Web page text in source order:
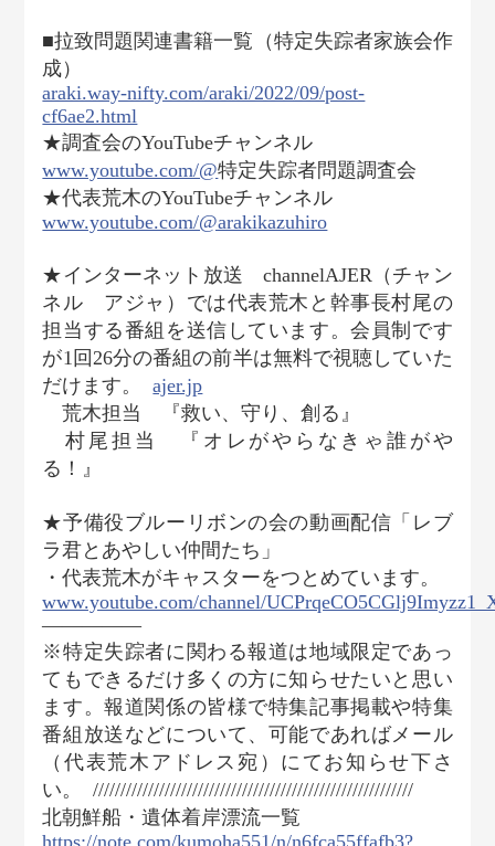
■拉致問題関連書籍一覧（特定失踪者家族会作
成）
araki.way-nifty.com/araki/2022/09/post-
cf6ae2.html
★調査会のYouTubeチャンネル
www.youtube.com/@特定失踪者問題調査会
★代表荒木のYouTubeチャンネル
www.youtube.com/@arakikazuhiro
★インターネット放送 channelAJER（チャン
ネル アジャ）では代表荒木と幹事長村尾の
担当する番組を送信しています。会員制です
が1回26分の番組の前半は無料で視聴していた
だけます。
ajer.jp
荒木担当 『救い、守り、創る』
村尾担当 『オレがやらなきゃ誰がや
る！』
★予備役ブルーリボンの会の動画配信「レブ
ラ君とあやしい仲間たち」
・代表荒木がキャスターをつとめています。
www.youtube.com/channel/
―――――
※特定失踪者に関わる報道は地域限定であっ
てもできるだけ多くの方に知らせたいと思い
ます。報道関係の皆様で特集記事掲載や特集
番組放送などについて、可能であればメール
（代表荒木アドレス宛）にてお知らせ下さ
い。
//////////////////////////////////////////////////////////
北朝鮮船・遺体着岸漂流一覧
https://note.com/kumoha551/n/n6fca55ffafb3?